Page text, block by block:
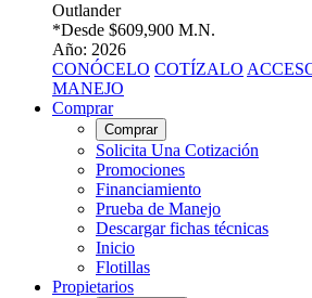
Outlander
*Desde $609,900 M.N.
Año: 2026
CONÓCELO COTÍZALO
MANEJO
Comprar
Comprar
Solicita Una Cotización
Promociones
Financiamiento
Prueba de Manejo
Descargar fichas técnicas
Inicio
Flotillas
Propietarios